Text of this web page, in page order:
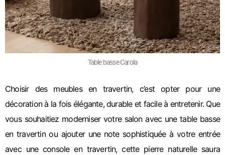
Table basse Carola
Choisir des meubles en travertin, c’est opter pour une
décoration à la fois élégante, durable et facile à entretenir. Que
vous souhaitiez moderniser votre salon avec une table basse
en travertin ou ajouter une note sophistiquée à votre entrée
avec une console en travertin, cette pierre naturelle saura